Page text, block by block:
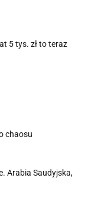
5 tys. zł to teraz
chaosu
Arabia Saudyjska,